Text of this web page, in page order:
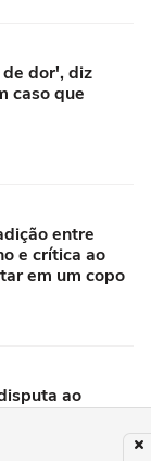
dor', diz
caso que
entre
e crítica ao
em um copo
ao
liderar